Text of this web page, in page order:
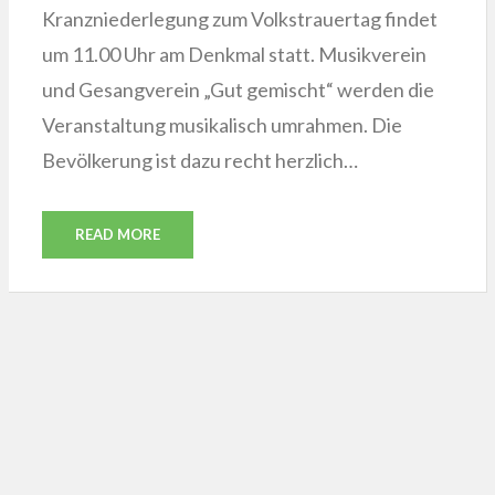
Kranzniederlegung zum Volkstrauertag findet
um 11.00 Uhr am Denkmal statt. Musikverein
und Gesangverein „Gut gemischt“ werden die
Veranstaltung musikalisch umrahmen. Die
Bevölkerung ist dazu recht herzlich…
READ MORE